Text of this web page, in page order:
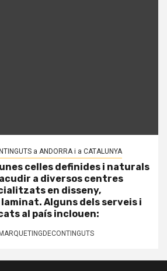
a ANDORRA i a CATALUNYA
celles definides i naturals
a diversos centres
en disseny,
Alguns dels serveis i
al país inclouen:
MARQUETINGDECONTINGUTS